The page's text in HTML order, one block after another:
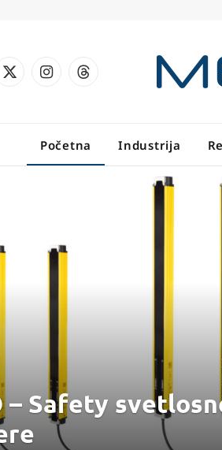
X
InstagramThreads
Početna Industrija
– Safety